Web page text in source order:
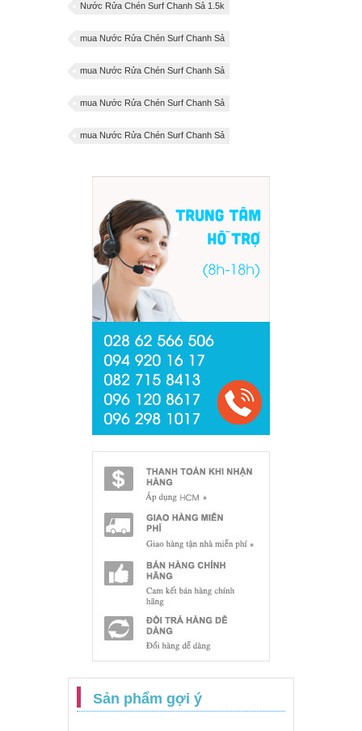
Nước Rửa Chén Surf Chanh Sả 1.5k
mua Nước Rửa Chén Surf Chanh Sả
mua Nước Rửa Chén Surf Chanh Sả
mua Nước Rửa Chén Surf Chanh Sả
mua Nước Rửa Chén Surf Chanh Sả
Sản phẩm gợi ý